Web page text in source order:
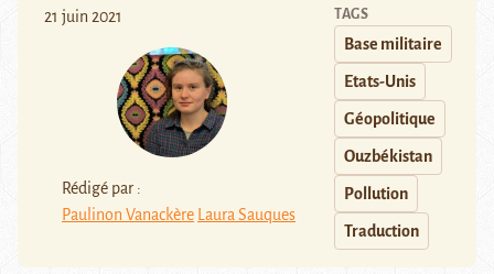
21 juin 2021
Rédigé par :
Paulinon Vanackère Laura Sauques
TAGS
Base militaire
Etats-Unis
Géopolitique
Ouzbékistan
Pollution
Traduction